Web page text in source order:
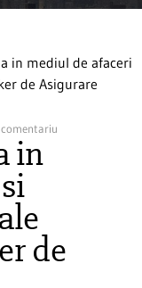
in mediul de afaceri
de Asigurare
in
de